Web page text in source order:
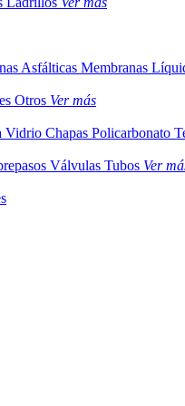
Asfálticas Membranas
Otros Ver más
Vidrio Chapas Policarbonato
Válvulas Tubos Ver